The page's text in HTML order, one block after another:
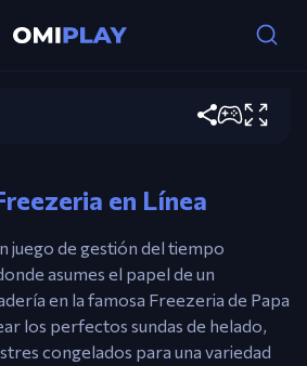
Freezeria
construye sundas,
en Línea
juego de gestión del tiempo
asumes el papel de un
en la famosa Freezeria de Papa
los perfectos sundas de helado,
congelados para una variedad